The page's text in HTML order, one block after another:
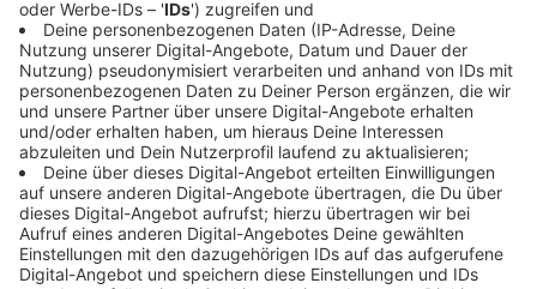
Anzeige
Jede dieser Krisen hat ihre eigene Gefährlichkeit. Aber
nichts krempelt die politische Landschaft in
Deutschland so um wie die 2015 einsetzende
Flüchtlingskrise. Als Merkel grünes Licht für die
Aufnahme von in Ungarn gestrandeten Menschen gibt,
kommen erst Zehn-, dann Hunderttausende nach
Deutschland. Die anfängliche Hilfsbereitschaft